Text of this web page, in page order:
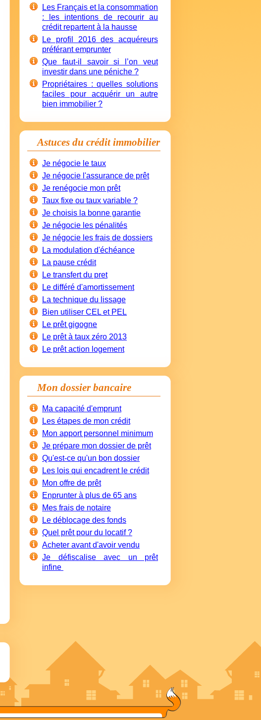
Les Français et la consommation
: les intentions de recourir au
crédit repartent à la hausse
Le profil 2016 des acquéreurs
préférant emprunter
Que faut-il savoir si l’on veut
investir dans une péniche ?
Propriétaires : quelles solutions
faciles pour acquérir un autre
bien immobilier ?
Astuces du crédit immobilier
Je négocie le taux
Je négocie l'assurance de prêt
Je renégocie mon prêt
Taux fixe ou taux variable ?
Je choisis la bonne garantie
Je négocie les pénalités
Je négocie les frais de dossiers
La modulation d'échéance
La pause crédit
Le transfert du pret
Le différé d'amortissement
La technique du lissage
Bien utiliser CEL et PEL
Le prêt gigogne
Le prêt à taux zéro 2013
Le prêt action logement
Mon dossier bancaire
Ma capacité d'emprunt
Les étapes de mon crédit
Mon apport personnel minimum
Je prépare mon dossier de prêt
Qu'est-ce qu'un bon dossier
Les lois qui encadrent le crédit
Mon offre de prêt
Enprunter à plus de 65 ans
Mes frais de notaire
Le déblocage des fonds
Quel prêt pour du locatif ?
Acheter avant d'avoir vendu
Je défiscalise avec un prêt
infine